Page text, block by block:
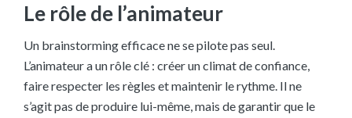
Le rôle de l’animateur
Un brainstorming efficace ne se pilote pas seul.
L’animateur a un rôle clé : créer un climat de confiance,
faire respecter les règles et maintenir le rythme. Il ne
s’agit pas de produire lui-même, mais de garantir que le